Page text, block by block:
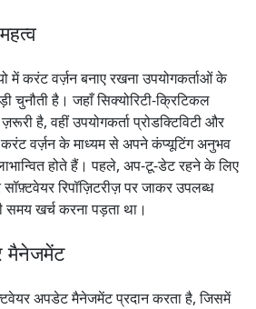
में करंट वर्ज़न बनाए रखना उपयोगकर्ताओं के
चुनौती है। जहाँ सिक्योरिटी-क्रिटिकल
है, वहीं उपयोगकर्ता प्रोडक्टिविटी और
करंट वर्ज़न के माध्यम से अपने कंप्यूटिंग अनुभव
होते हैं। पहले, अप-टू-डेट रहने के लिए
रिपॉज़िटरीज़ पर जाकर उपलब्ध
खर्च करना पड़ता था।
मैनेजमेंट
अपडेट मैनेजमेंट प्रदान करता है, जिसमें